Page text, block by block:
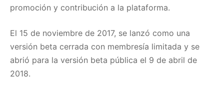
promoción y contribución a la plataforma.
El 15 de noviembre de 2017, se lanzó como una
versión beta cerrada con membresía limitada y se
abrió para la versión beta pública el 9 de abril de
2018.